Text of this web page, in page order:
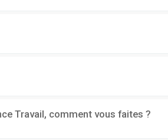
Travail, comment vous faites ?